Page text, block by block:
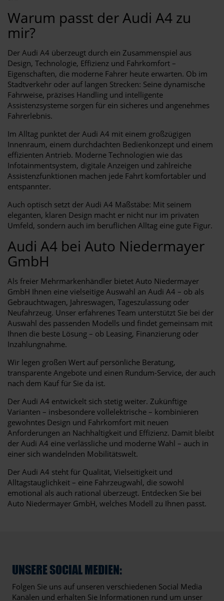
Warum passt der Audi A4 zu
mir?
Der Audi A4 überzeugt durch ein Zusammenspiel aus
Design, Technologie, Effizienz und Fahrkomfort –
Eigenschaften, die moderne Fahrer heute erwarten. Ob im
Stadtverkehr oder auf langen Strecken: Seine dynamische
Fahrweise, präzises Handling und intelligente
Assistenzsysteme sorgen für ein sicheres und angenehmes
Fahrerlebnis.
Im Alltag punktet der Audi A4 mit einem großzügigen
Innenraum, einem durchdachten Bedienkonzept und einem
effizienten Antrieb. Moderne Technologien wie das
Infotainmentsystem, digitale Anzeigen und zahlreiche
Assistenzfunktionen machen jede Fahrt komfortabler und
entspannter.
Auch optisch setzt der Audi A4 Maßstäbe: Mit seinem
eleganten, klaren Design macht er nicht nur im privaten
Umfeld, sondern auch im beruflichen Alltag eine gute Figur.
Audi A4 bei Auto Niedermayer
GmbH
Als freier Mehrmarkenhändler bietet Auto Niedermayer
GmbH Ihnen eine vielseitige Auswahl an Audi A4 – ob als
Gebrauchtwagen, Jahreswagen, Tageszulassung oder
Neufahrzeug. Unser erfahrenes Team unterstützt Sie bei der
Auswahl des passenden Modells und findet gemeinsam mit
Ihnen die beste Lösung – ob Leasing, Finanzierung oder
Inzahlungnahme.
Wir legen großen Wert auf persönliche Beratung,
transparente Angebote und einen Rundum-Service, der auch
nach dem Kauf für Sie da ist.
Der Audi A4 entwickelt sich stetig weiter. Zukünftige
Varianten – insbesondere vollelektrische – kombinieren
gewohntes Design und Fahrkomfort mit neuen
Anforderungen an Nachhaltigkeit und Effizienz. Damit bleibt
der Audi A4 eine verlässliche und moderne Wahl – auch in
einer sich wandelnden Mobilitätswelt.
Der Audi A4 steht für Qualität, Vielseitigkeit und
Alltagstauglichkeit – eine Fahrzeugwahl, die sowohl
emotional als auch rational überzeugt. Entdecken Sie bei
Auto Niedermayer GmbH, welches Modell zu Ihnen passt.
UNSERE SOCIAL MEDIEN:
Folgen Sie uns auf unseren verschiedenen Social Media
Kanälen und erhalten Sie Informationen rund um unser